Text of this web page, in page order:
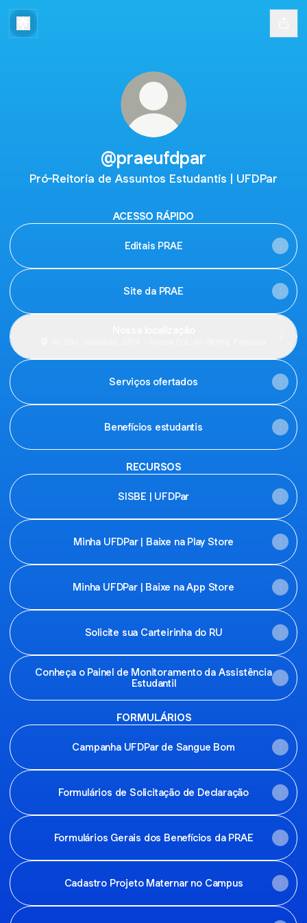
@praeufdpar
Pró-Reitoria de Assuntos Estudantis | UFDPar
ACESSO RÁPIDO
Editais PRAE
Site da PRAE
Serviços ofertados
Benefícios estudantis
RECURSOS
SISBE | UFDPar
Minha UFDPar | Baixe na Play Store
Minha UFDPar | Baixe na App Store
Solicite sua Carteirinha do RU
Conheça o Painel de Monitoramento da Assistência
Estudantil
FORMULÁRIOS
Campanha UFDPar de Sangue Bom
Formulários de Solicitação de Declaração
Formulários Gerais dos Benefícios da PRAE
Cadastro Projeto Maternar no Campus